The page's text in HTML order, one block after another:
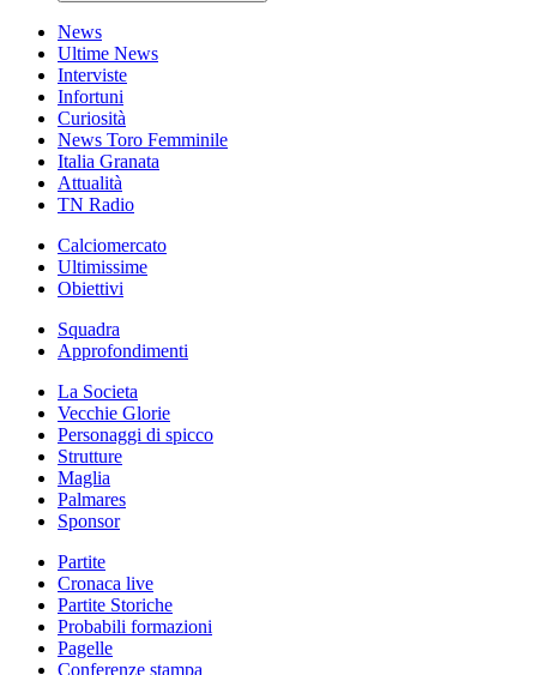
News
Ultime News
Interviste
Infortuni
Curiosità
News Toro Femminile
Italia Granata
Attualità
TN Radio
Calciomercato
Ultimissime
Obiettivi
Squadra
Approfondimenti
La Societa
Vecchie Glorie
Personaggi di spicco
Strutture
Maglia
Palmares
Sponsor
Partite
Cronaca live
Partite Storiche
Probabili formazioni
Pagelle
Conferenze stampa